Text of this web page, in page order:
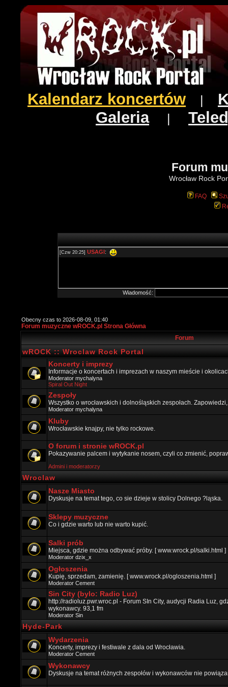
Kalendarz koncertów
Galeria|
Forum
Wrocław Rock
FAQ
Wiadomość:
Obecny czas to 2026-08-09, 01:40
Forum muzyczne wROCK.pl Strona Główna
Forum
wROCK :: Wroclaw Rock Portal
Koncerty i imprezy
Informacje o koncertach i imprezach w naszym mieście i
Moderator mychalyna
Spiral Out Night
Zespoły
Wszystko o wrocławskich i dolnośląskich zespołach.
Moderator mychalyna
Kluby
Wrocławskie knajpy, nie tylko rockowe.
O forum i stronie wROCK.pl
Pokazywanie palcem i wytykanie nosem, czyli co zmienić,
Admini i moderatorzy
Wroclaw
Nasze Miasto
Dyskusje na temat tego, co sie dzieje w stolicy Dolnego ?ląska.
Sklepy muzyczne
Co i gdzie warto lub nie warto kupić.
Salki prób
Miejsca, gdzie można odbywać próby. [ www.wrock.pl/salki.html ]
Moderator dzix_x
Ogłoszenia
Kupię, sprzedam, zamienię. [ www.wrock.pl/ogloszenia.html ]
Moderator Cement
Sin City (bylo: Radio Luz)
http://radioluz.pwr.wroc.pl - Forum SIn City, audycji Radia Luz,
wykonawcy. 93,1 fm
Moderator Sin
Hyde-Park
Wydarzenia
Koncerty, imprezy i festiwale z dala od Wrocławia.
Moderator Cement
Wykonawcy
Dyskusje na temat różnych zespołów i wykonawców nie